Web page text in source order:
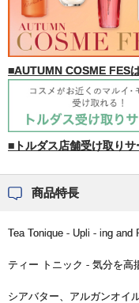
■AUTUMN COSME FES
■トルダス店舗受け取り
商品特長
Tea Tonique - Upli - ing and
ティー トニック - 気分を高
シアバター、アルガンオイ